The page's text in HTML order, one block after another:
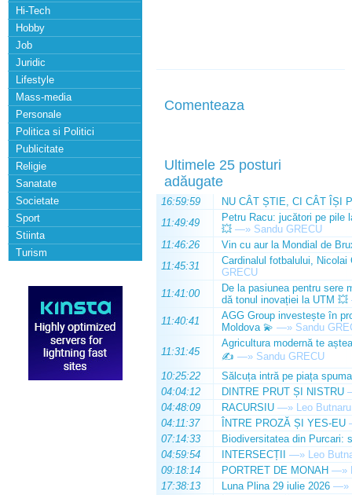
Hi-Tech
Hobby
Job
Juridic
Lifestyle
Mass-media
Personale
Politica si Politici
Publicitate
Religie
Sanatate
Societate
Sport
Stiinta
Turism
Comenteaza
Ultimele 25 posturi
adăugate
16:59:59
NU CÂT ȘTIE, CI CÂT ÎȘI
11:49:49
Petru Racu: jucători pe pile
💥 —» Sandu GRECU
11:46:26
Vin cu aur la Mondial de
11:45:31
Cardinalul fotbalului,
GRECU
11:41:00
De la pasiunea pentru sere
dă tonul inovației la UTM 💥
11:40:41
AGG Group investește în
Moldova 💫 —» Sandu
11:31:45
Agricultura modernă te
✍️ —» Sandu GRECU
10:25:22
Sălcuța intră pe piața
04:04:12
DINTRE PRUT ȘI NISTRU
04:48:09
RACURSIU —» Leo Butnaru
04:11:37
ÎNTRE PROZĂ ȘI YES-EU
07:14:33
Biodiversitatea din Purcari:
04:59:54
INTERSECȚII —» Leo
09:18:14
PORTRET DE MONAH —»
17:38:13
Luna Plina 29 iulie 2026 —»